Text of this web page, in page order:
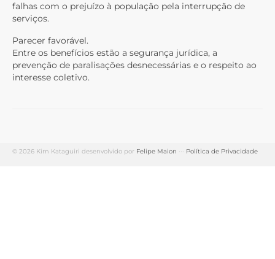
falhas com o prejuízo à população pela interrupção de
serviços.
Parecer favorável.
Entre os benefícios estão a segurança jurídica, a
prevenção de paralisações desnecessárias e o respeito ao
interesse coletivo.
© 2026 Kim Kataguiri desenvolvido por Felipe Maion ··· Política de Privacidade